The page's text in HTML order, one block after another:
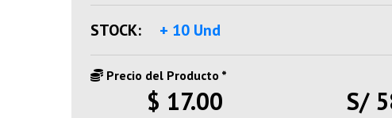
STOCK: + 10 Und
Precio del Producto *
$ 17.00 S/